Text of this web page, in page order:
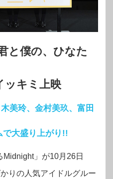
と僕の、ひなた
ッキミ上映
美玲、 金村美玖、富田
で大盛り上がり!!
」が10月26日
りの人気アイドルグルー